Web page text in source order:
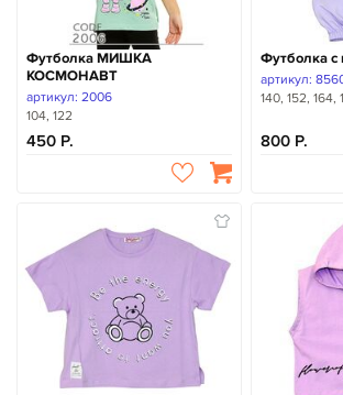
Футболка МИШКА
КОСМОНАВТ
артикул: 2006
104, 122
450
Футболка
артикул:
140, 152, 164,
800